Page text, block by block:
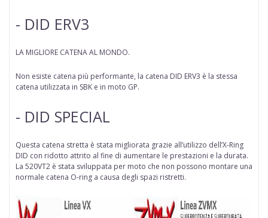
- DID ERV3
LA MIGLIORE CATENA AL MONDO.
Non esiste catena più performante, la catena DID ERV3 è la stessa
catena utilizzata in SBK e in moto GP.
- DID SPECIAL
Questa catena stretta è stata migliorata grazie all’utilizzo dell’X-Ring
DID con ridotto attrito al fine di aumentare le prestazioni e la durata.
La 520VT2 è stata sviluppata per moto che non possono montare una
normale catena O-ring a causa degli spazi ristretti.